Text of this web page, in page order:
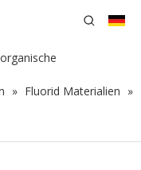
» Fluorid Materialien »